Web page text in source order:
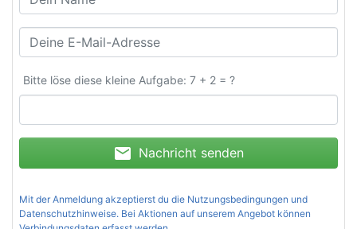
Bitte löse diese kleine Aufgabe: 7 + 2 = ?
mail Nachricht senden
Mit der Anmeldung akzeptierst du die Nutzungsbedingungen und
Datenschutzhinweise. Bei Aktionen auf unserem Angebot können